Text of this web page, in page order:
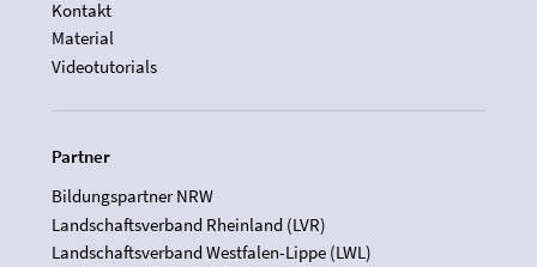
Kontakt
Material
Videotutorials
Partner
Bildungspartner NRW
Landschaftsverband Rheinland (LVR)
Landschaftsverband Westfalen-Lippe (LWL)